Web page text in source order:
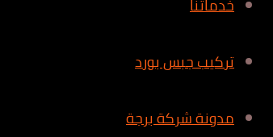
تركيب جبس بورد
مدونة شركة برجة